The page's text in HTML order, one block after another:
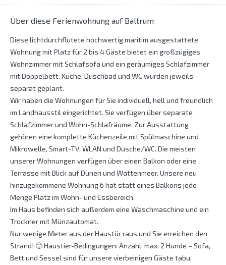
Über diese Ferienwohnung auf Baltrum
Diese lichtdurchflutete hochwertig maritim ausgestattete
Wohnung mit Platz für 2 bis 4 Gäste bietet ein großzügiges
Wohnzimmer mit Schlafsofa und ein geräumiges Schlafzimmer
mit Doppelbett. Küche, Duschbad und WC wurden jeweils
separat geplant.
Wir haben die Wohnungen für Sie individuell, hell und freundlich
im Landhausstil eingerichtet. Sie verfügen über separate
Schlafzimmer und Wohn-Schlafräume. Zur Ausstattung
gehören eine komplette Küchenzeile mit Spülmaschine und
Mikrowelle, Smart-TV, WLAN und Dusche/WC. Die meisten
unserer Wohnungen verfügen über einen Balkon oder eine
Terrasse mit Blick auf Dünen und Wattenmeer. Unsere neu
hinzugekommene Wohnung 6 hat statt eines Balkons jede
Menge Platz im Wohn- und Essbereich.
Im Haus befinden sich außerdem eine Waschmaschine und ein
Trockner mit Münzautomat.
Nur wenige Meter aus der Haustür raus und Sie erreichen den
Strand! 🙂 Haustier-Bedingungen: Anzahl: max. 2 Hunde – Sofa,
Bett und Sessel sind für unsere vierbeinigen Gäste tabu.